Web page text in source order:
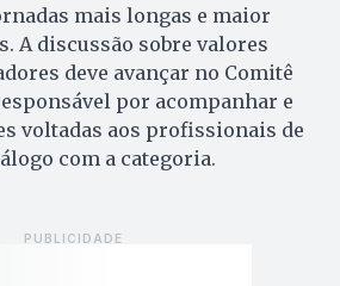
mais longas e maior
A discussão sobre valores
deve avançar no Comitê
por acompanhar e
voltadas aos profissionais de
com a categoria.